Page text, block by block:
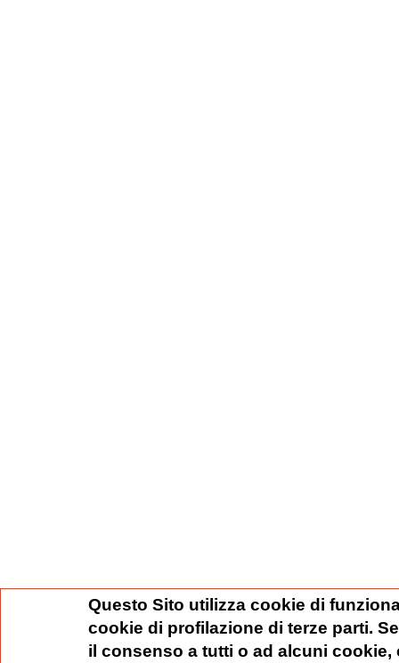
Questo Sito utilizza cookie di
cookie di profilazione di terze parti.
il consenso a tutti o ad alcuni